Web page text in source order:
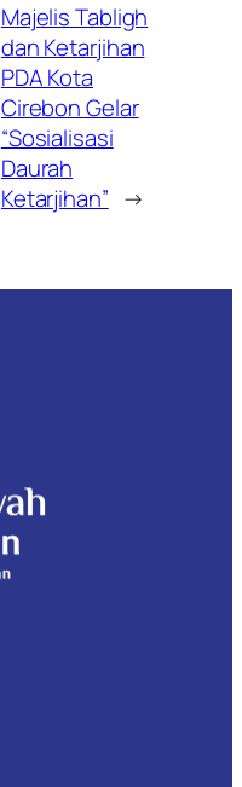
Majelis Tabligh
dan Ketarjihan
PDA Kota
Cirebon Gelar
“Sosialisasi
Daurah
Ketarjihan” →